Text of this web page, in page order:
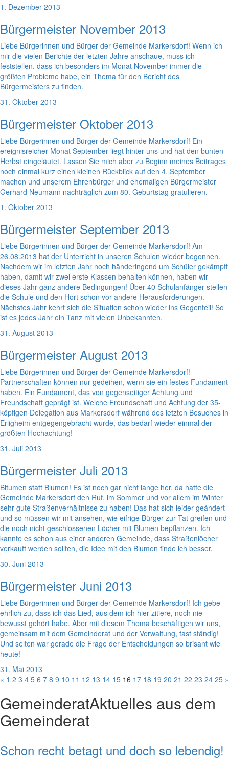
1. Dezember 2013
Bürgermeister November 2013
Liebe Bürgerinnen und Bürger der Gemeinde Markersdorf! Wenn ich
mir die vielen Berichte der letzten Jahre anschaue, muss ich
feststellen, dass ich besonders im Monat November immer die
größten Probleme habe, ein Thema für den Bericht des
Bürgermeisters zu finden.
31. Oktober 2013
Bürgermeister Oktober 2013
Liebe Bürgerinnen und Bürger der Gemeinde Markersdorf! Ein
ereignisreicher Monat September liegt hinter uns und hat den bunten
Herbst eingeläutet. Lassen Sie mich aber zu Beginn meines Beitrages
noch einmal kurz einen kleinen Rückblick auf den 4. September
machen und unserem Ehrenbürger und ehemaligen Bürgermeister
Gerhard Neumann nachträglich zum 80. Geburtstag gratulieren.
1. Oktober 2013
Bürgermeister September 2013
Liebe Bürgerinnen und Bürger der Gemeinde Markersdorf! Am
26.08.2013 hat der Unterricht in unseren Schulen wieder begonnen.
Nachdem wir im letzten Jahr noch händeringend um Schüler gekämpft
haben, damit wir zwei erste Klassen behalten können, haben wir
dieses Jahr ganz andere Bedingungen! Über 40 Schulanfänger stellen
die Schule und den Hort schon vor andere Herausforderungen.
Nächstes Jahr kehrt sich die Situation schon wieder ins Gegenteil! So
ist es jedes Jahr ein Tanz mit vielen Unbekannten.
31. August 2013
Bürgermeister August 2013
Liebe Bürgerinnen und Bürger der Gemeinde Markersdorf!
Partnerschaften können nur gedeihen, wenn sie ein festes Fundament
haben. Ein Fundament, das von gegenseitiger Achtung und
Freundschaft geprägt ist. Welche Freundschaft und Achtung der 35-
köpfigen Delegation aus Markersdorf während des letzten Besuches in
Erligheim entgegengebracht wurde, das bedarf wieder einmal der
größten Hochachtung!
31. Juli 2013
Bürgermeister Juli 2013
Bitumen statt Blumen! Es ist noch gar nicht lange her, da hatte die
Gemeinde Markersdorf den Ruf, im Sommer und vor allem im Winter
sehr gute Straßenverhältnisse zu haben! Das hat sich leider geändert
und so müssen wir mit ansehen, wie eifrige Bürger zur Tat greifen und
die noch nicht geschlossenen Löcher mit Blumen bepflanzen. Ich
kannte es schon aus einer anderen Gemeinde, dass Straßenlöcher
verkauft werden sollten, die Idee mit den Blumen finde ich besser.
30. Juni 2013
Bürgermeister Juni 2013
Liebe Bürgerinnen und Bürger der Gemeinde Markersdorf! Ich gebe
ehrlich zu, dass ich das Lied, aus dem ich hier zitiere, noch nie
bewusst gehört habe. Aber mit diesem Thema beschäftigen wir uns,
gemeinsam mit dem Gemeinderat und der Verwaltung, fast ständig!
Und selten war gerade die Frage der Entscheidungen so brisant wie
heute!
31. Mai 2013
« 1 2 3 4 5 6 7 8 9 10 11 12 13 14 15 16 17 18 19 20 21 22 23 24 25 »
GemeinderatAktuelles aus dem
Gemeinderat
Schon recht betagt und doch so lebendig!